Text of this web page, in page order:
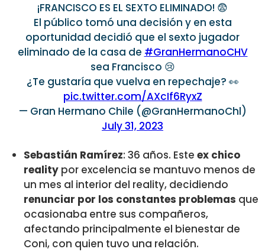
¡FRANCISCO ES EL SEXTO ELIMINADO! 😨
El público tomó una decisión y en esta
oportunidad decidió que el sexto jugador
eliminado de la casa de #GranHermanoCHV
sea Francisco 😢
¿Te gustaría que vuelva en repechaje? 👀
pic.twitter.com/AXcIf6RyxZ
— Gran Hermano Chile (@GranHermanoChl)
July 31, 2023
Sebastián Ramírez: 36 años. Este ex chico
reality por excelencia se mantuvo menos de
un mes al interior del reality, decidiendo
renunciar por los constantes problemas que
ocasionaba entre sus compañeros,
afectando principalmente el bienestar de
Coni, con quien tuvo una relación.